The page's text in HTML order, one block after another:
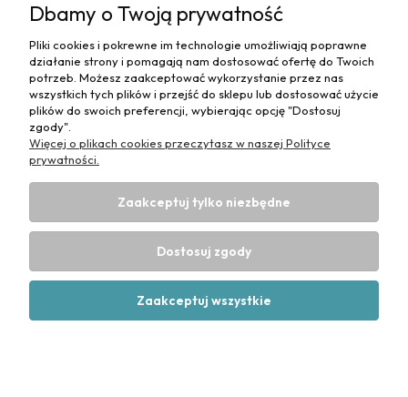
Płatności i dostawa
Informacje
O nas
Projekt i wykonanie:Ecommercy.pl
DANE DO PRZELEWU TRADYCYJNEGO
43-516 ZABRZEG
Dbamy o Twoją prywatność
Pliki cookies i pokrewne im technologie umożliwiają poprawne
działanie strony i pomagają nam dostosować ofertę do Twoich
potrzeb. Możesz zaakceptować wykorzystanie przez nas
wszystkich tych plików i przejść do sklepu lub dostosować użycie
plików do swoich preferencji, wybierając opcję "Dostosuj
zgody".
Więcej o plikach cookies przeczytasz w naszej Polityce
prywatności.
Zaakceptuj tylko niezbędne
Dostosuj zgody
Zaakceptuj wszystkie